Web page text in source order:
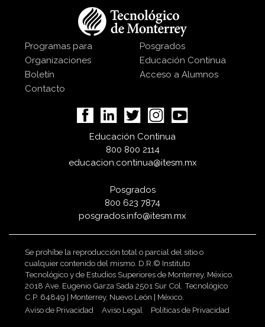
Programas para
Organizaciones
Boletín
Contacto
Posgrados
Educación Continua
Acceso a Alumnos
Educación Continua
800 800 2114
educacion.continua@itesm.mx
Posgrados
800 623 7874
posgrados.info@itesm.mx
Se prohíbe la reproducción total o parcial del sitio o
cualquier contenido del mismo. D.R.© Instituto
Tecnológico y de Estudios Superiores de Monterrey, México.
2018 Ave. Eugenio Garza Sada 2501 Sur Col. Tecnológico
C.P. 64849 | Monterrey, Nuevo León | México.
Aviso de Privacidad
Aviso Legal Políticas de Privacidad